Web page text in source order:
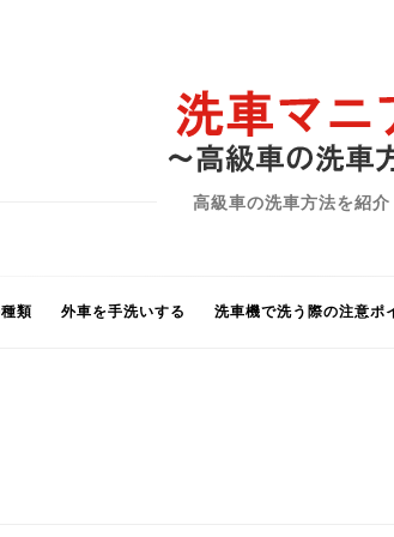
高級車の洗車方法を紹介
類 外車を手洗いする 洗車機で洗う際の注意ポ